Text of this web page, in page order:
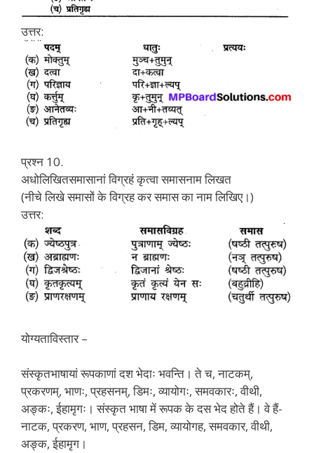
उत्तर:
प्रश्न 10.
अधोलिखितसमासानां विग्रहं कृत्वा समासनाम लिखत
(नीचे लिखे समासों के विग्रह कर समास का नाम लिखिए।)
उत्तर:
योग्यताविस्तार –
संस्कृतभाषायां रूपकाणां दश भेदाः भवन्ति। ते च, नाटकम्,
प्रकरणम्, भाणः, प्रहसनम्, डिमः, व्यायोगः, समवकारः, वीथी,
अङ्कः, ईहामृगः। संस्कृत भाषा में रूपक के दस भेद होते हैं। वे हैं-
नाटक, प्रकरण, भाण, प्रहसन, डिम, व्यायोगह, समवकार, वीथी,
अङ्क, ईहामृग।